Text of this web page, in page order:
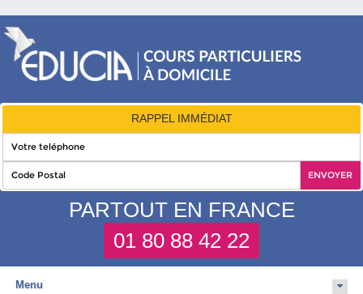
RAPPEL IMMÉDIAT
PARTOUT EN FRANCE
01 80 88 42 22
Menu